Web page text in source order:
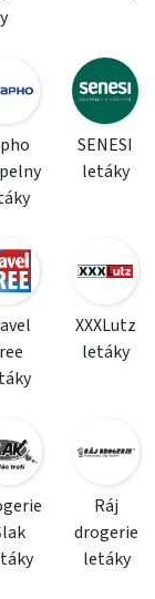
SENESI
letáky
XXXLutz
letáky
Ráj
drogerie
letáky